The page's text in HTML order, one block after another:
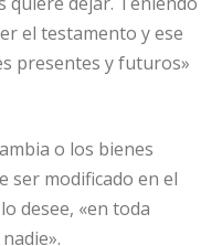
el testamento y ese
presentes y futuros»
o los bienes
ser modificado en el
desee, «en toda